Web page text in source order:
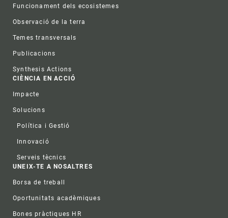
Funcionament dels ecosistemes
Observació de la terra
Temes transversals
Publicacions
Synthesis Actions
CIÈNCIA EN ACCIÓ
Impacte
Solucions
Política i Gestió
Innovació
Serveis tècnics
UNEIX-TE A NOSALTRES
Borsa de treball
Oportunitats acadèmiques
Bones pràctiques HR